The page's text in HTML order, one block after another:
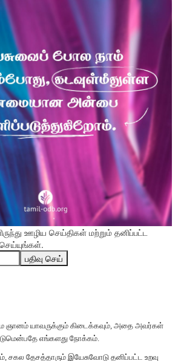
ஊழிய செய்திகள் மற்றும் தனிப்பட்ட
பதிவு செய்
ஞானம் யாவருக்கும் கிடைக்கவும், அதை அவர்கள்
எங்களது நோக்கம்.
தேசத்தாரும் இயேசுவோடு தனிப்பட்ட உறவு